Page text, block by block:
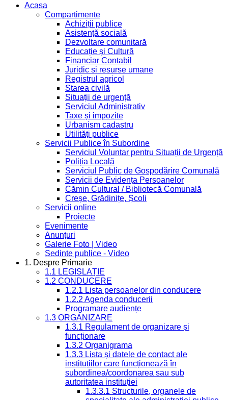
Acasa
Compartimente
Achiziții publice
Asistență socială
Dezvoltare comunitară
Educație și Cultură
Financiar Contabil
Juridic si resurse umane
Registrul agricol
Starea civilă
Situații de urgență
Serviciul Administrativ
Taxe și impozite
Urbanism cadastru
Utilități publice
Servicii Publice în Subordine
Serviciul Voluntar pentru Situații de Urgență
Poliția Locală
Serviciul Public de Gospodărire Comunală
Servicii de Evidența Persoanelor
Cămin Cultural / Bibliotecă Comunală
Creșe, Grădinițe, Școli
Servicii online
Proiecte
Evenimente
Anunțuri
Galerie Foto | Video
Sedinte publice - Video
1. Despre Primarie
1.1 LEGISLAȚIE
1.2 CONDUCERE
1.2.1 Lista persoanelor din conducere
1.2.2 Agenda conducerii
Programare audiențe
1.3 ORGANIZARE
1.3.1 Regulament de organizare și
funcționare
1.3.2 Organigrama
1.3.3 Lista și datele de contact ale
instituțiilor care funcționează în
subordinea/coordonarea sau sub
autoritatea instituției
1.3.3.1 Structurile, organele de